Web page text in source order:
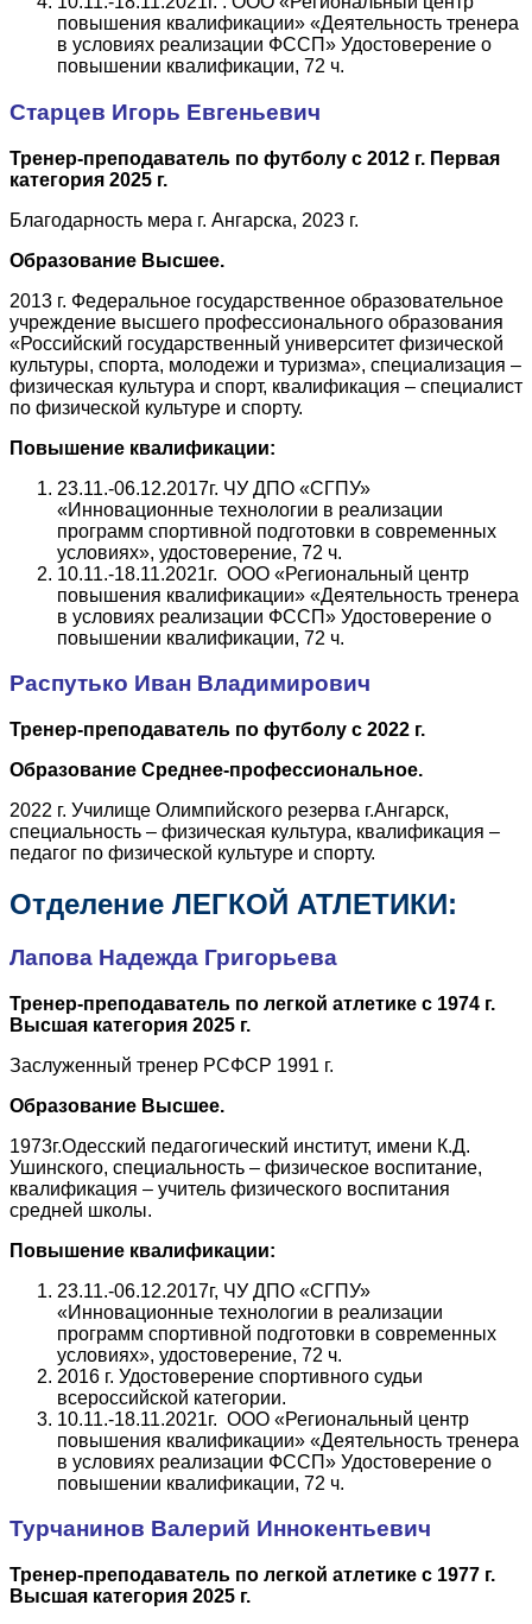
повышения квалификации» «Деятельность тренера
в условиях реализации ФССП» Удостоверение о
повышении квалификации, 72 ч.
Старцев Игорь Евгеньевич
Тренер-преподаватель по футболу с 2012 г. Первая
категория 2025 г.
Благодарность мера г. Ангарска, 2023 г.
Образование Высшее.
2013 г. Федеральное государственное образовательное
учреждение высшего профессионального образования
«Российский государственный университет физической
культуры, спорта, молодежи и туризма», специализация –
физическая культура и спорт, квалификация – специалист
по физической культуре и спорту.
Повышение квалификации:
23.11.-06.12.2017г. ЧУ ДПО «СГПУ»
«Инновационные технологии в реализации
программ спортивной подготовки в современных
условиях», удостоверение, 72 ч.
10.11.-18.11.2021г. ООО «Региональный центр
повышения квалификации» «Деятельность тренера
в условиях реализации ФССП» Удостоверение о
повышении квалификации, 72 ч.
Распутько Иван Владимирович
Тренер-преподаватель по футболу с 2022 г.
Образование Среднее-профессиональное.
2022 г. Училище Олимпийского резерва г.Ангарск,
специальность – физическая культура, квалификация –
педагог по физической культуре и спорту.
Отделение ЛЕГКОЙ АТЛЕТИКИ:
Лапова Надежда Григорьева
Тренер-преподаватель по легкой атлетике с 1974 г.
Высшая категория 2025 г.
Заслуженный тренер РСФСР 1991 г.
Образование Высшее.
1973г.Одесский педагогический институт, имени К.Д.
Ушинского, специальность – физическое воспитание,
квалификация – учитель физического воспитания
средней школы.
Повышение квалификации:
23.11.-06.12.2017г, ЧУ ДПО «СГПУ»
«Инновационные технологии в реализации
программ спортивной подготовки в современных
условиях», удостоверение, 72 ч.
2016 г. Удостоверение спортивного судьи
всероссийской категории.
10.11.-18.11.2021г. ООО «Региональный центр
повышения квалификации» «Деятельность тренера
в условиях реализации ФССП» Удостоверение о
повышении квалификации, 72 ч.
Турчанинов Валерий Иннокентьевич
Тренер-преподаватель по легкой атлетике с 1977 г.
Высшая категория 2025 г.